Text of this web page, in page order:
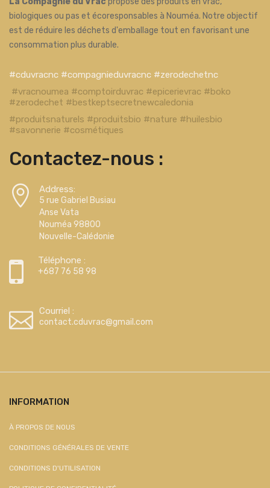
biologiques ou pas et écoresponsables à Nouméa. Notre objectif
est de réduire les déchets d'emballage tout en favorisant une
consommation plus durable.
#cduvracnc #compagnieduvracnc #zerodechetnc
#vracnoumea #comptoirduvrac #epicerievrac #boko
#zerodechet #bestkeptsecretnewcaledonia
#produitsnaturels #produitsbio #nature #huilesbio
#savonnerie #cosmétiques
Contactez-nous :
Address:
5 rue Gabriel Busiau
Anse Vata
Nouméa 98800
Nouvelle-Calédonie
Téléphone :
+687 76 58 98
Courriel :
contact.cduvrac@gmail.com
INFORMATION
À PROPOS DE NOUS
CONDITIONS GÉNÉRALES DE VENTE
CONDITIONS D'UTILISATION